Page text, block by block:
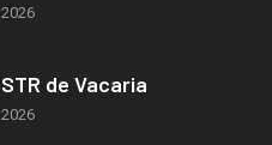
de Vacaria